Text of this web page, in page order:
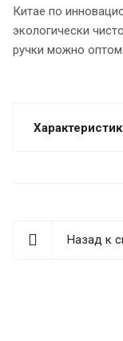
Китае по
экологически
ручки можно оптом.
Назад к